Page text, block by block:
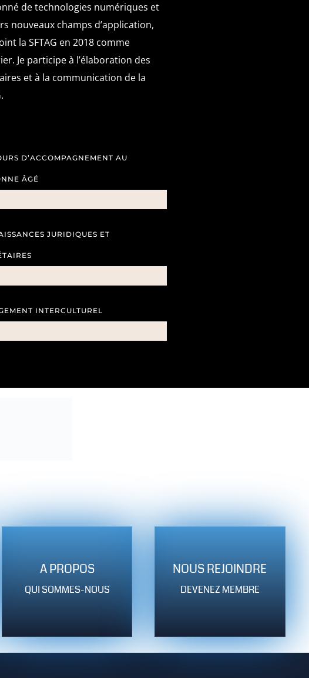
de technologies numériques et
nouveaux champs d’application,
la SFTAG en 2018 comme
Je participe à l’élaboration des
et à la communication de la
D’ACCOMPAGNEMENT AU
ÂGÉ
JURIDIQUES ET
INTERCULTUREL
A PROPOS
QUI SOMMES-NOUS
NOUS REJOINDRE
DEVENEZ MEMBRE